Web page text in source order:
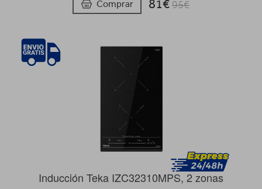
Comprar 81€95€
Inducción Teka IZC32310MPS, 2 zonas